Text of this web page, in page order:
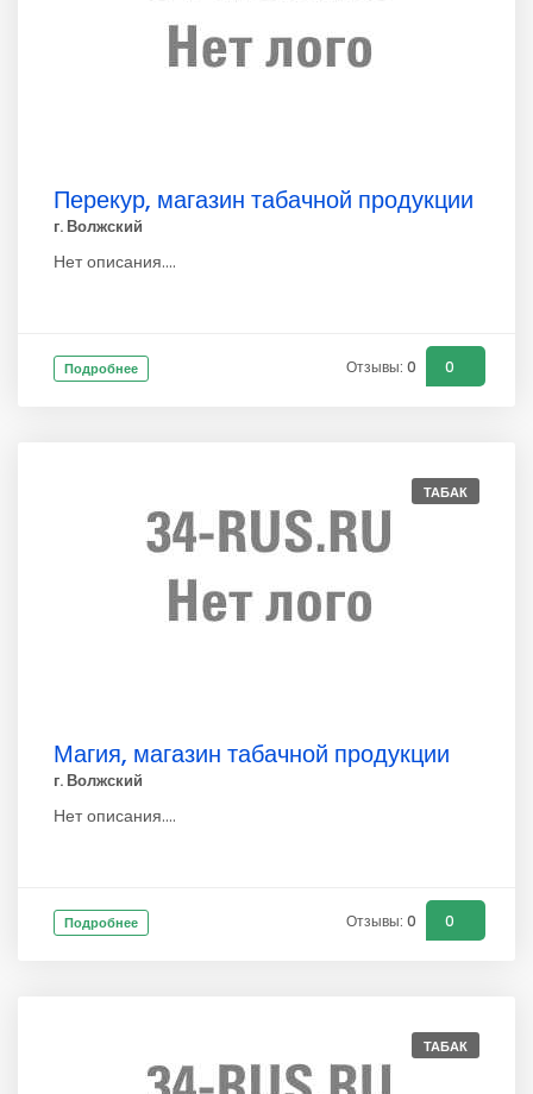
Перекур, магазин табачной продукции
г. Волжский
Нет описания....
Подробнее Отзывы: 0 0
ТАБАК
Магия, магазин табачной продукции
г. Волжский
Нет описания....
Подробнее Отзывы: 0 0
ТАБАК